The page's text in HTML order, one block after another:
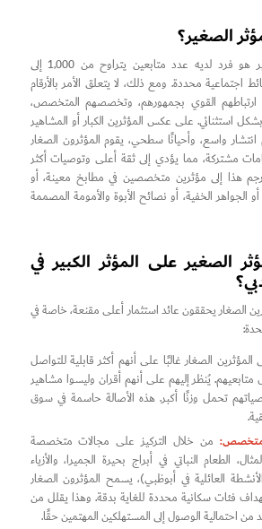
الصغير؟
بشكل عام، المؤثر الصغير هو فرد لديه عدد متابعين يتراوح من 1,000 إلى
اجتماعية محددة. ومع ذلك، لا يتعلق الأمر بالأرقام
القوي بجمهورهم، وتخصصهم المتخصص،
استثنائي. على عكس المؤثرين الكبار أو المشاهير
انتشار واسع، وأحيانًا سطحي، يقوم المؤثرون الصغار
مشتركة، مما يؤدي إلى ثقة أعلى وتوصيات أكثر
يترجم هذا إلى مؤثرين متخصصين في مطابخ معينة، أو
الجواهر الخفية، أو نصائح الأبوة والأمومة المصممة
الصغير على المؤثر الكبير في
الصغار يحققون عائد استثمار أعلى مقنعة، خاصة في
المؤثرين الصغار غالبًا على أنهم أكثر قابلية للتواصل
يُنظر إليهم على أنهم أقران وليسوا مشاهير
تحمل وزنًا أكبر. هذه الأصالة حاسمة في سوق
من خلال التركيز على مجالات متخصصة
الطعام النباتي في أبراج بحيرة الجميرا، والأزياء
العائلية في أبوظبي)، يسمح المؤثرون الصغار
فئات سكانية محددة للغاية بدقة. وهذا يقلل من
من احتمالية الوصول إلى المستهلكين المهتمين حقًا.